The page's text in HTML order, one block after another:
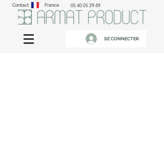
Contact France 05 40 05 29 49
SE CONNECTER